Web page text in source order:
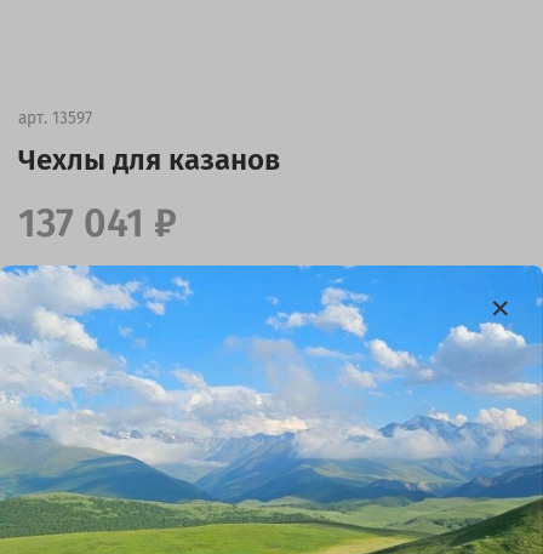
арт. 13597
Чехлы для казанов
(0) В избранное
137 041 ₽
440х610 мм, 3 крепления — 1500р, 2 шт
420х180 мм, без креплений — 500р, 1 шт
1350х430 мм, без креплений, двойной пластик —
4000р, 1шт
440х610 мм, 3 крепления — 1500р, 2 шт